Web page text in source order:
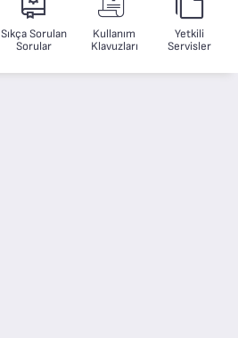
Sıkça Sorulan
Sorular
Kullanım
Klavuzları
Yetkili
Servisler